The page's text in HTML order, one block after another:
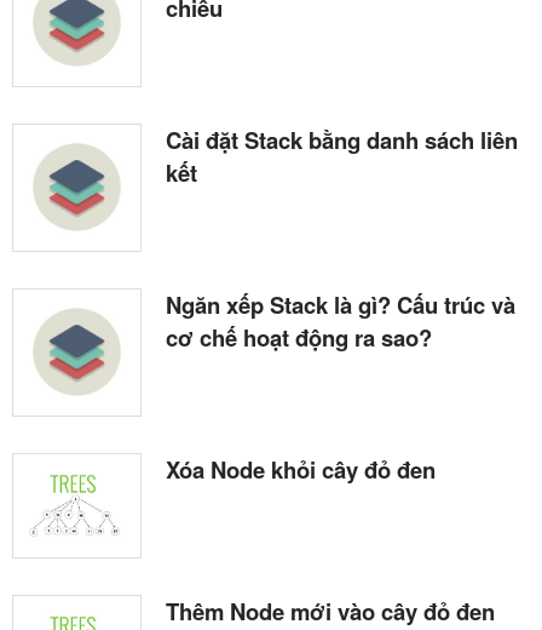
chiều
Cài đặt Stack bằng danh sách liên
kết
Ngăn xếp Stack là gì? Cấu trúc và
cơ chế hoạt động ra sao?
Xóa Node khỏi cây đỏ đen
Thêm Node mới vào cây đỏ đen